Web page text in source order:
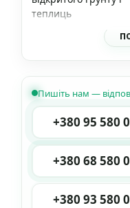
теплиць
Пишіть нам —
+380 95 580
+380 68 580
+380 93 580